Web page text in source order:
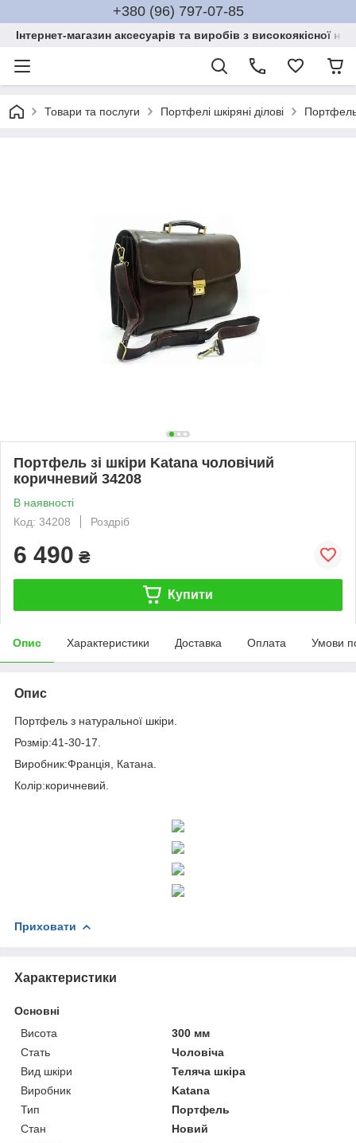
+380 (96) 797-07-85
Інтернет-магазин аксесуарів та виробів з високоякісної
Товари та послуги Портфелі шкіряні ділові
Портфель зі шкіри Katana чоловічий
коричневий 34208
В наявності
Код: 34208
Роздріб
6 490 ₴
Купити
Опис Характеристики Доставка Оплата Умови
Опис
Портфель з натуральної шкіри.
Розмір:41-30-17.
Виробник:Франція, Катана.
Колір:коричневий.
Приховати
Характеристики
Основні
Висота
300 мм
Стать
Чоловіча
Вид шкіри
Теляча шкіра
Виробник
Katana
Тип
Портфель
Стан
Новий